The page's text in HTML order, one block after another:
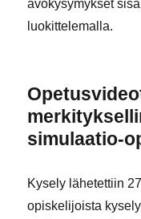
avokysymykset
luokittelemalla.
simulaatio-
Kysely lähetettiin
opiskelijoista